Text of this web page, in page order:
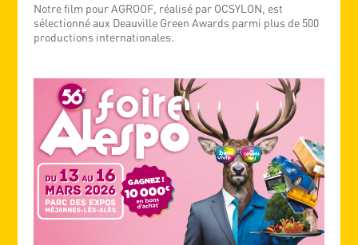
Notre film pour AGROOF, réalisé par OCSYLON, est
sélectionné aux Deauville Green Awards parmi plus de 500
productions internationales.